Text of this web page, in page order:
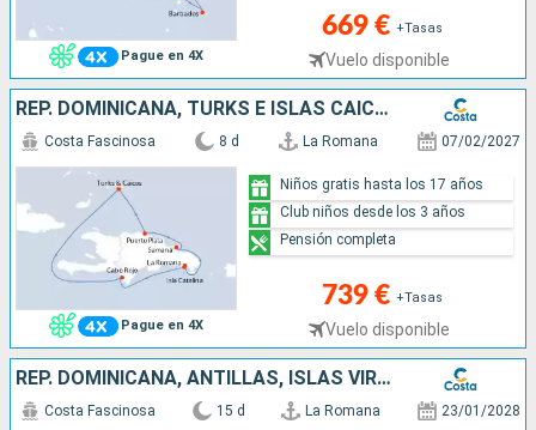
Pague en 4X
669 € +Tasas
Vuelo disponible
REP. DOMINICANA, TURKS E ISLAS CAICOS
Pague en 4X
Costa Fascinosa 8 d La Romana 07/02/2027
739 € +Tasas
Vuelo disponible
Niños gratis hasta los 17 años
Club niños desde los 3 años
Pensión completa
REP. DOMINICANA, ANTILLAS, ISLAS VÍRGENES
Costa Fascinosa 15 d La Romana 23/01/2028